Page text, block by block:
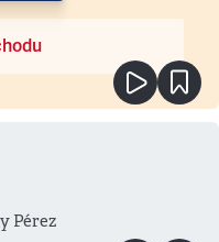
Pérez